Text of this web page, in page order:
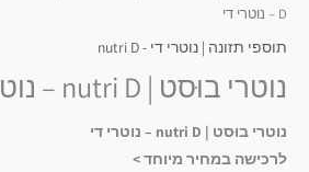
D – נוטרי די
תוספי תזונה | נוטרי די - nutri D
נוטרי בוּסט | nutri D – נוטרי די
נוטרי בוּסט | nutri D – נוטרי די
לרכישה במחיר מיוחד >